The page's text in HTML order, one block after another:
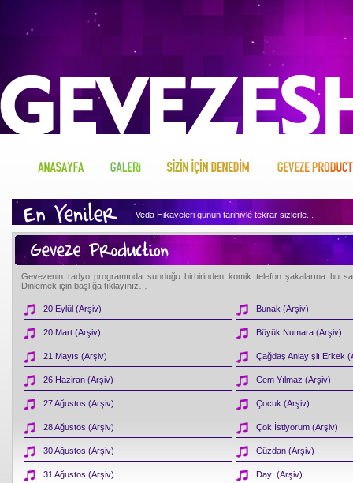
Veda Hikayeleri günün tarihiyle tekrar sizlerle...
Geveze'nin arşivini dinlemek için tıklayın...
Geveze Sizin İçin Neler Denemiş merak ediyor
Geveze'nin gönlünden sizin için ne kopuyormuş biliyor
Gevezenin radyo programında sunduğu birbirinden komik telefon şakalarına bu
Dinlemek için başlığa tıklayınız…
20 Eylül (Arşiv) Bunak (Arşiv)
20 Mart (Arşiv) Büyük Numara (Arşiv)
21 Mayıs (Arşiv) Çağdaş Anlayışlı Erkek
26 Haziran (Arşiv) Cem Yılmaz (Arşiv)
27 Ağustos (Arşiv) Çocuk (Arşiv)
28 Ağustos (Arşiv) Çok İstiyorum (Arşiv)
30 Ağustos (Arşiv) Cüzdan (Arşiv)
31 Ağustos (Arşiv) Dayı (Arşiv)